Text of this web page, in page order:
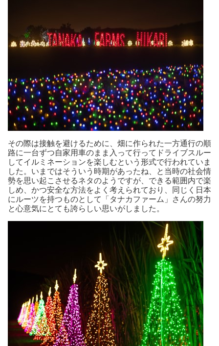
その際は接触を避けるために、畑に作られた一方通行の順
路に一台ずつ自家用車のまま入って行ってドライブスルー
してイルミネーションを楽しむという形式で行われていま
した。いまではそういう時期があったね、と当時の社会情
勢を思い起こさせるネタのようですが、できる範囲内で楽
しめ、かつ安全な方法をよく考えられており、同じく日本
にルーツを持つものとして「タナカファーム」さんの努力
と心意気にとても誇らしい思いがしました。